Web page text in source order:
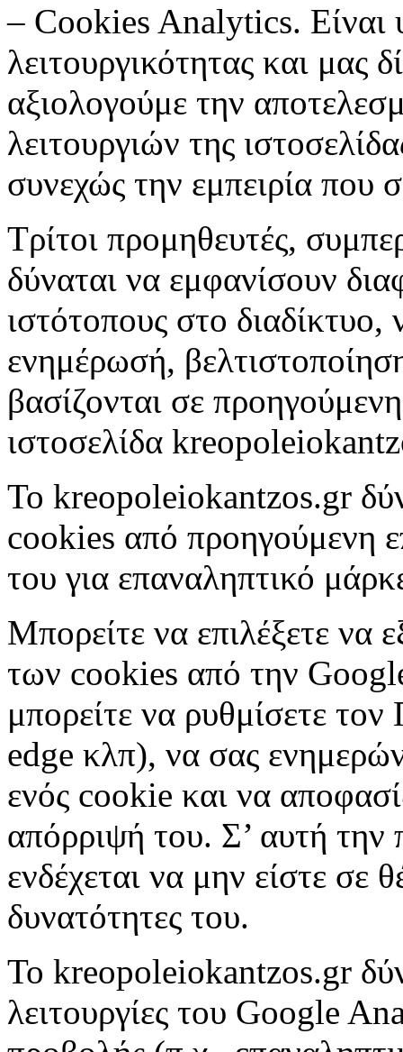
– Cookies Analytics.
λειτουργικότητας και μας
αξιολογούμε την
λειτουργιών της
συνεχώς την εμπειρία που
Τρίτοι προμηθευτές,
δύναται να εμφανίσουν
ιστότοπους στο
ενημέρωσή,
βασίζονται σε
ιστοσελίδα
To kreopoleiokantzos.gr
cookies από προηγούμενη
του για επαναληπτικό
Μπορείτε να επιλέξετε να
των cookies από την
μπορείτε να ρυθμίσετε
edge κλπ), να σας
ενός cookie και να
απόρριψή του. Σ’ αυτή την
ενδέχεται να μην είστε σε
δυνατότητες του.
To kreopoleiokantzos.gr
λειτουργίες του Google